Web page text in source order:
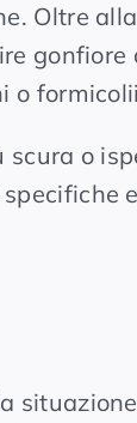
Oltre
gonfiore
o
o